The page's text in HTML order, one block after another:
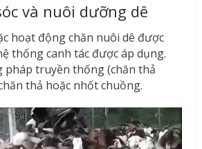
và nuôi dưỡng dê
hoạt động chăn nuôi dê được
thống canh tác được áp dụng.
pháp truyền thống (chăn thả
thả hoặc nhốt chuồng.